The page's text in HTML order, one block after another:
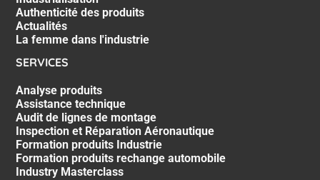
Authenticité des produits
Actualités
La femme dans l'industrie
SERVICES
Analyse produits
Assistance technique
Audit de lignes de montage
Inspection et Réparation Aéronautique
Formation produits Industrie
Formation produits rechange automobile
Industry Masterclass